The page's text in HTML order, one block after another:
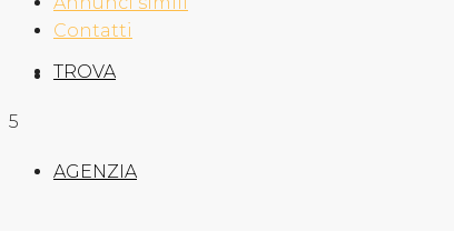
TROVA
AGENZIA
Contatti
5